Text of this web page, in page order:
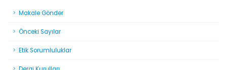
Makale Gönder
Önceki Sayılar
Etik Sorumluluklar